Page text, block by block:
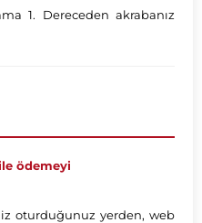
1. Dereceden akrabanız
ödemeyi
oturduğunuz yerden, web